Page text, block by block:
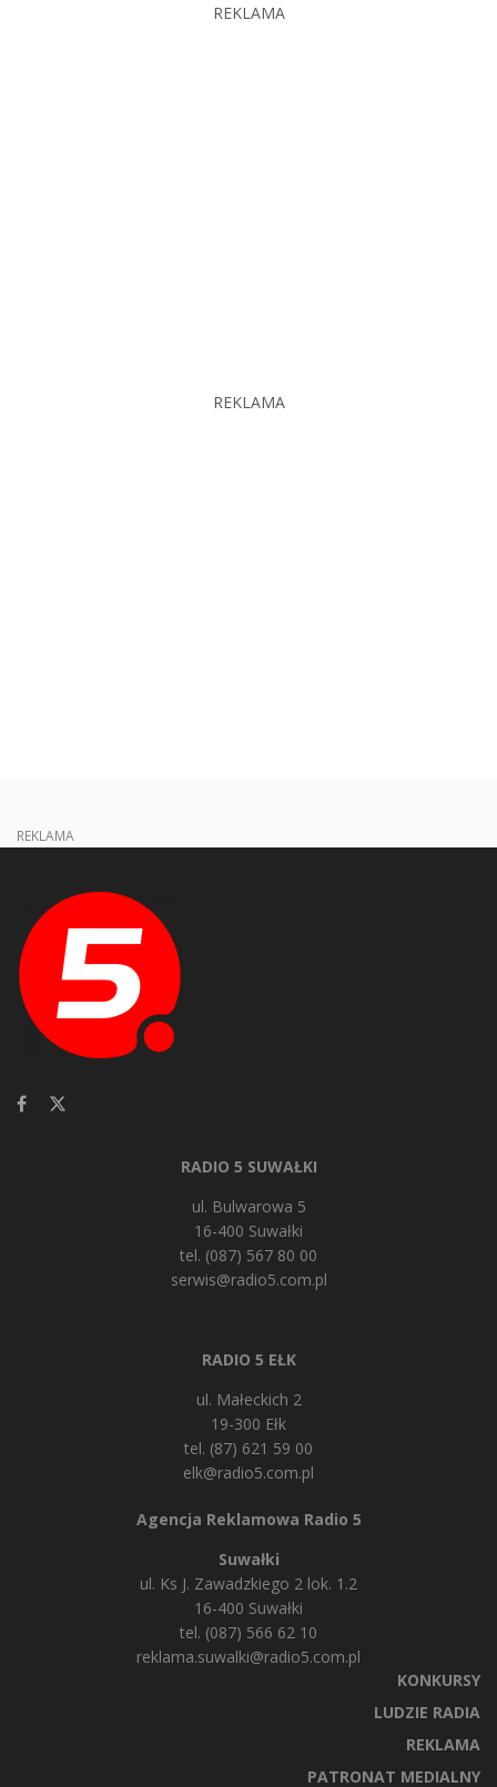
REKLAMA
REKLAMA
REKLAMA
RADIO 5 SUWAŁKI
ul. Bulwarowa 5
16-400 Suwałki
tel. (087) 567 80 00
serwis@radio5.com.pl
RADIO 5 EŁK
ul. Małeckich 2
19-300 Ełk
tel. (87) 621 59 00
elk@radio5.com.pl
Agencja Reklamowa Radio 5
Suwałki
ul. Ks J. Zawadzkiego 2 lok. 1.2
16-400 Suwałki
tel. (087) 566 62 10
reklama.suwalki@radio5.com.pl
KONKURSY
LUDZIE RADIA
REKLAMA
PATRONAT MEDIALNY